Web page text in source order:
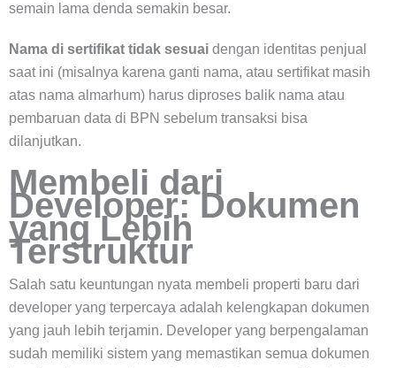
semain lama denda semakin besar.
Nama di sertifikat tidak sesuai dengan identitas penjual
saat ini (misalnya karena ganti nama, atau sertifikat masih
atas nama almarhum) harus diproses balik nama atau
pembaruan data di BPN sebelum transaksi bisa
dilanjutkan.
Membeli dari
Developer: Dokumen
yang Lebih
Terstruktur
Salah satu keuntungan nyata membeli properti baru dari
developer yang terpercaya adalah kelengkapan dokumen
yang jauh lebih terjamin. Developer yang berpengalaman
sudah memiliki sistem yang memastikan semua dokumen